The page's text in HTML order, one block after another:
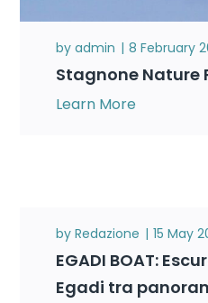
byadmin 8 February
Stagnone Nature
Learn More
byRedazione 15 May
EGADI BOAT:
Egadi tra